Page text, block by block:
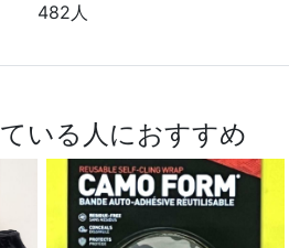
482人
いる人におすすめ